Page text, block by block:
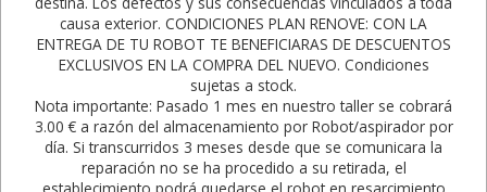
causa exterior. CONDICIONES PLAN RENOVE: CON LA
ENTREGA DE TU ROBOT TE BENEFICIARAS DE DESCUENTOS
EXCLUSIVOS EN LA COMPRA DEL NUEVO. Condiciones
sujetas a stock.
Nota importante: Pasado 1 mes en nuestro taller se cobrará
3.00 € a razón del almacenamiento por Robot/aspirador por
día. Si transcurridos 3 meses desde que se comunicara la
reparación no se ha procedido a su retirada, el